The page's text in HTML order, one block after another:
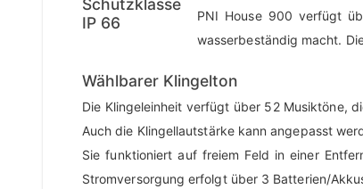
PNI House 900 verfügt
wasserbeständig macht.
Wählbarer Klingelton
Die Klingeleinheit verfügt über 52 Musiktöne,
Auch die Klingellautstärke kann angepasst
Sie funktioniert auf freiem Feld in einer
Stromversorgung erfolgt über 3 Batterien/